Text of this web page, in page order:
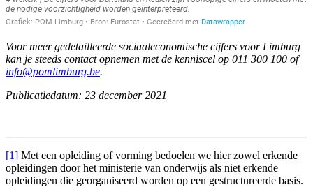
Voor meer gedetailleerde sociaaleconomische cijfers voor Limburg
kan je steeds contact opnemen met de kenniscel op 011 300 100 of
info@pomlimburg.be.
Publicatiedatum: 23 december 2021
[1] Met een opleiding of vorming bedoelen we hier zowel erkende
opleidingen door het ministerie van onderwijs als niet erkende
opleidingen die georganiseerd worden op een gestructureerde basis.